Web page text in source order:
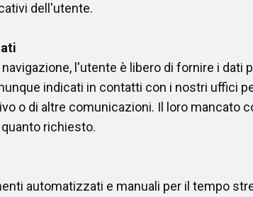
dell'utente.
l'utente è libero di fornire i dati
indicati in contatti con i nostri uffici
o di altre comunicazioni. Il loro mancato
richiesto.
automatizzati e manuali per il tempo